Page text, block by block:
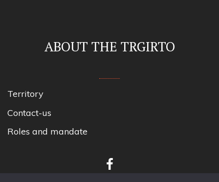
ABOUT THE TRGIRTO
Territory
Contact-us
Roles and mandate